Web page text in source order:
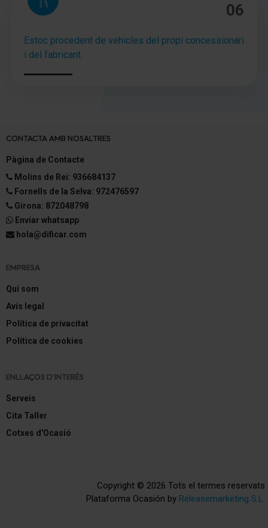
Asistente a la conducción: Asistente de subidas
Batalla 2667 mm
Caja de cambios automática continua - CVT
Eco "Moda" (Conmutador del modo de conducción)
Mild-Hybrid-Technologie
06
Estoc procedent de vehicles del propi concessionari
i del fabricant.
CONTACTA AMB NOSALTRES
Pàgina de Contacte
Molins de Rei: 936684137
Fornells de la Selva: 972476597
Girona: 872048798
Enviar whatsapp
hola@dificar.com
EMPRESA
Qui som
Avís legal
Política de privacitat
Política de cookies
ENLLAÇOS D'INTERÉS
Serveis
Cita Taller
Cotxes d'Ocasió
Copyright © 2026 Tots el termes reservats
Plataforma Ocasión by Releasemarketing S.L.